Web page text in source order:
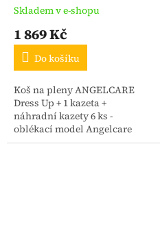
6 ks
Skladem v e-shopu
1 869 Kč
Do košíku
Koš na pleny ANGELCARE
Dress Up + 1 kazeta +
náhradní kazety 6 ks -
oblékací model Angelcare
koše – systémů likvidace